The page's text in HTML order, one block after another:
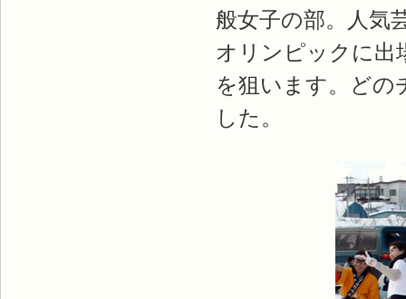
般女子の部。人気
オリンピックに出
を狙います。どの
した。